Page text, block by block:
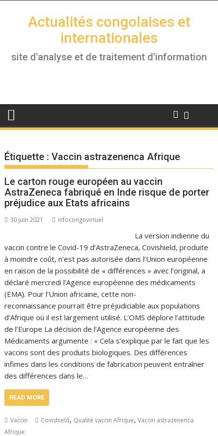
Actualités congolaises et
internationales
site d'analyse et de traitement d'information
Étiquette :Vaccin astrazenenca Afrique
Le carton rouge européen au vaccin
AstraZeneca fabriqué en Inde risque de porter
préjudice aux Etats africains
30 juin 2021 infocongovirtuel
La version indienne du
vaccin contre le Covid-19 d’AstraZeneca, Covishield, produite
à moindre coût, n’est pas autorisée dans l’Union européenne
en raison de la possibilité de « différences » avec l’original, a
déclaré mercredi l’Agence européenne des médicaments
(EMA). Pour l’Union africaine, cette non-
reconnaissance pourrait être préjudiciable aux populations
d’Afrique où il est largement utilisé. L’OMS déplore l’attitude
de l’Europe La décision de l’Agence européenne des
Médicaments argumente : « Cela s’explique par le fait que les
vaccins sont des produits biologiques. Des différences
infimes dans les conditions de fabrication peuvent entraîner
des différences dans le…
READ MORE
Vaccin Covishield, Qualité vaccin Afrique,Vaccin astrazenenca
Afrique